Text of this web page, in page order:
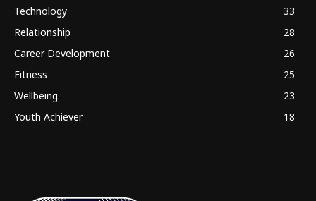
Technology
33
Relationship
28
Career Development
26
Fitness
25
Wellbeing
23
Youth Achiever
18